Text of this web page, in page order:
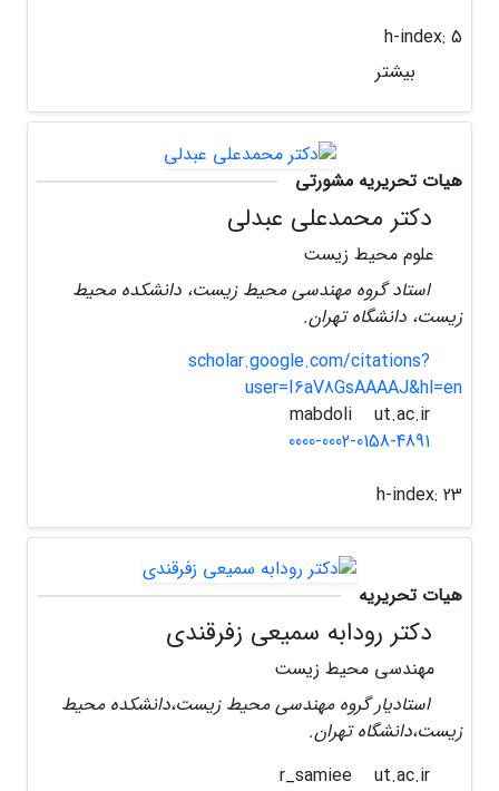
h-index: 5
بیشتر
هیات تحریریه مشورتی
دکتر محمدعلی عبدلی
علوم محیط زیست
استاد گروه مهندسی محیط زیست، دانشکده محیط
زیست، دانشگاه تهران.
scholar.google.com/citations?
user=I6aV8GsAAAAJ&hl=en
ut.ac.ir
0000-0002-0158-4891
h-index: 23
هیات تحریریه
دکتر رودابه سمیعی زفرقندی
مهندسی محیط زیست
استادیار گروه مهندسی محیط زیست،دانشکده محیط
زیست،دانشگاه تهران.
ut.ac.ir